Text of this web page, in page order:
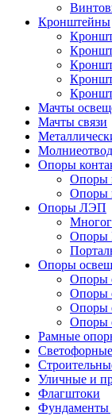
Кронштейны
Мачты
Мачты связи
Опоры
Опоры
Опоры
Опоры ЛЭП
Опоры
Опоры
Опоры
Опоры
Опоры
Опоры
Рамные
Уличные и
Флагштоки
Фундаменты